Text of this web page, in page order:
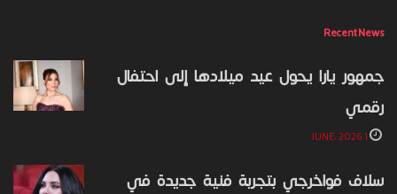
Recent News
جمهور يارا يحول عيد ميلادها إلى احتفال
رقمي
سلاف فواخرجي بتجربة فنية جديدة في